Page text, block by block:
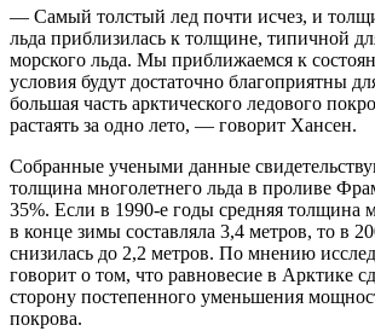
— Самый толстый лед почти исчез, и
льда приблизилась к толщине, типичной
морского льда. Мы приближаемся к
условия будут достаточно благоприятны
большая часть арктического ледового
растаять за одно лето, — говорит Хансен.
Собранные учеными данные
толщина многолетнего льда в проливе
35%. Если в 1990-е годы средняя толщина
в конце зимы составляла 3,4 метров, то в
снизилась до 2,2 метров. По мнению
говорит о том, что равновесие в Арктике
сторону постепенного уменьшения
покрова.